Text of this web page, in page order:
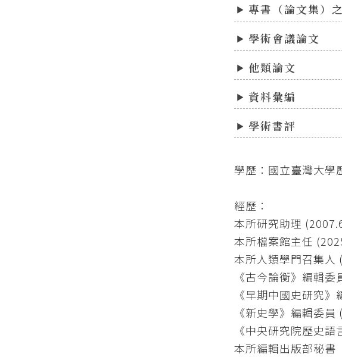
專書（論文集）
學術會議論文
他類論文
資料彙編
學術書評
學歷：國立臺灣大學
經歷：
本所研究助理
本所檔案館主任
本所人類學門召集人
《古今論衡》編輯
《早期中國史研究
《新史學》編輯委
《中央研究院歷史
本所編輯出版部秘書